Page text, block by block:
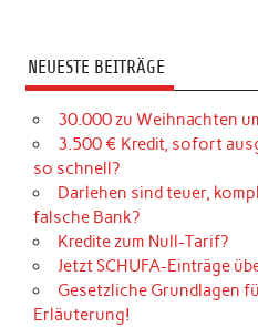
NEUESTE BEITRÄGE
30.000 zu Weihnachten
3.500 € Kredit, sofort
so schnell?
Darlehen sind teuer,
falsche Bank?
Kredite zum Null-Tarif?
Jetzt SCHUFA-Einträge
Gesetzliche Grundlagen
Erläuterung!